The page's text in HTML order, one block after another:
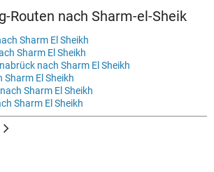
Routen nach Sharm-el-Sheik
Sharm El Sheikh
Sharm El Sheikh
nach Sharm El Sheikh
Sharm El Sheikh
Sharm El Sheikh
Sharm El Sheikh